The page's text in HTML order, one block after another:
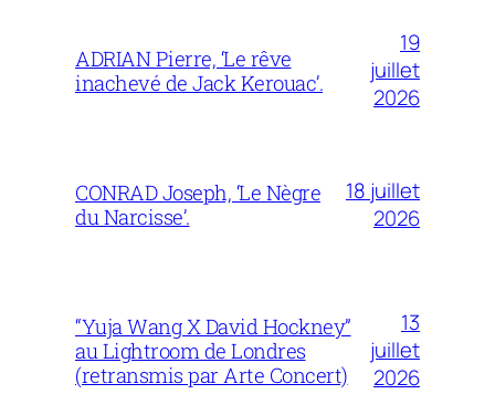
ADRIAN Pierre, ‘Le rêve
inachevé de Jack Kerouac’.
19
juillet
2026
CONRAD Joseph, ‘Le Nègre
du Narcisse’.
18 juillet
2026
“Yuja Wang X David Hockney”
au Lightroom de Londres
(retransmis par Arte Concert)
13
juillet
2026